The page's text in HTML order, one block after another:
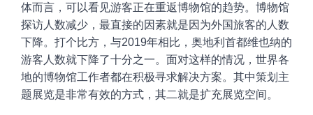
体而言，可以看见游客正在重返博物馆的趋势。博物馆
探访人数减少，最直接的因素就是因为外国旅客的人数
下降。打个比方，与2019年相比，奥地利首都维也纳的
游客人数就下降了十分之一。面对这样的情况，世界各
地的博物馆工作者都在积极寻求解决方案。其中策划主
题展览是非常有效的方式，其二就是扩充展览空间。